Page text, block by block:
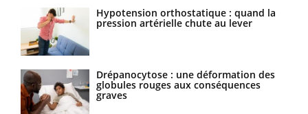
Hypotension orthostatique : quand la
pression artérielle chute au lever
Drépanocytose : une déformation des
globules rouges aux conséquences
graves